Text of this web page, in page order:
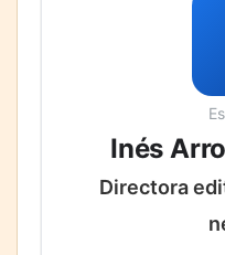
Inés
Directora